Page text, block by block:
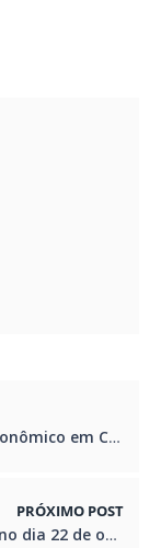
no bairro Portão
PRÓXIMO POST
John Mayer apresenta turnê mundial no dia 22 de outubro em Curitiba